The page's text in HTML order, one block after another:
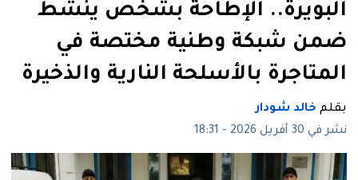
البويرة.. الإطاحة بشخص ينشط
ضمن شبكة وطنية مختصة في
المتاجرة بالأسلحة النارية والذخيرة
بقلم خالد شودار
نشر في 30 أفريل 2026 - 18:31